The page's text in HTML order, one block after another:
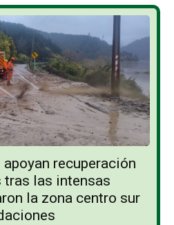
recuperación
tras las intensas
la zona centro sur